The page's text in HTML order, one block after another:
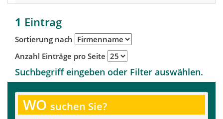
1 Eintrag
Sortierung nach
Anzahl Einträge pro Seite
Suchbegriff eingeben oder Filter auswählen.
WO suchen Sie?